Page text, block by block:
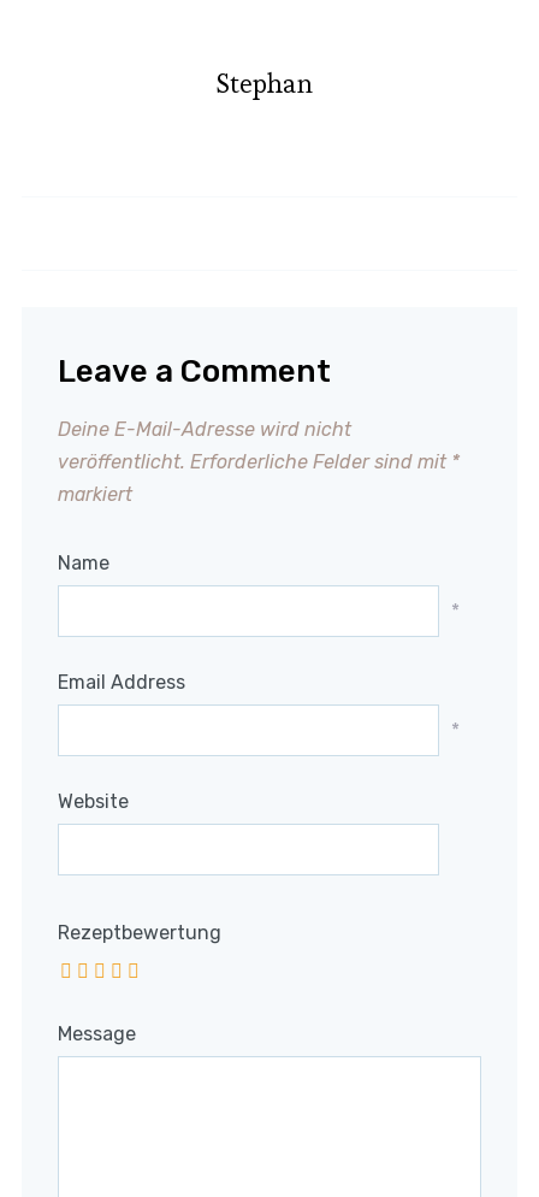
Stephan
Leave a Comment
Deine E-Mail-Adresse wird nicht
veröffentlicht. Erforderliche Felder sind mit *
markiert
Name
*
Email Address
*
Website
Rezeptbewertung
Message